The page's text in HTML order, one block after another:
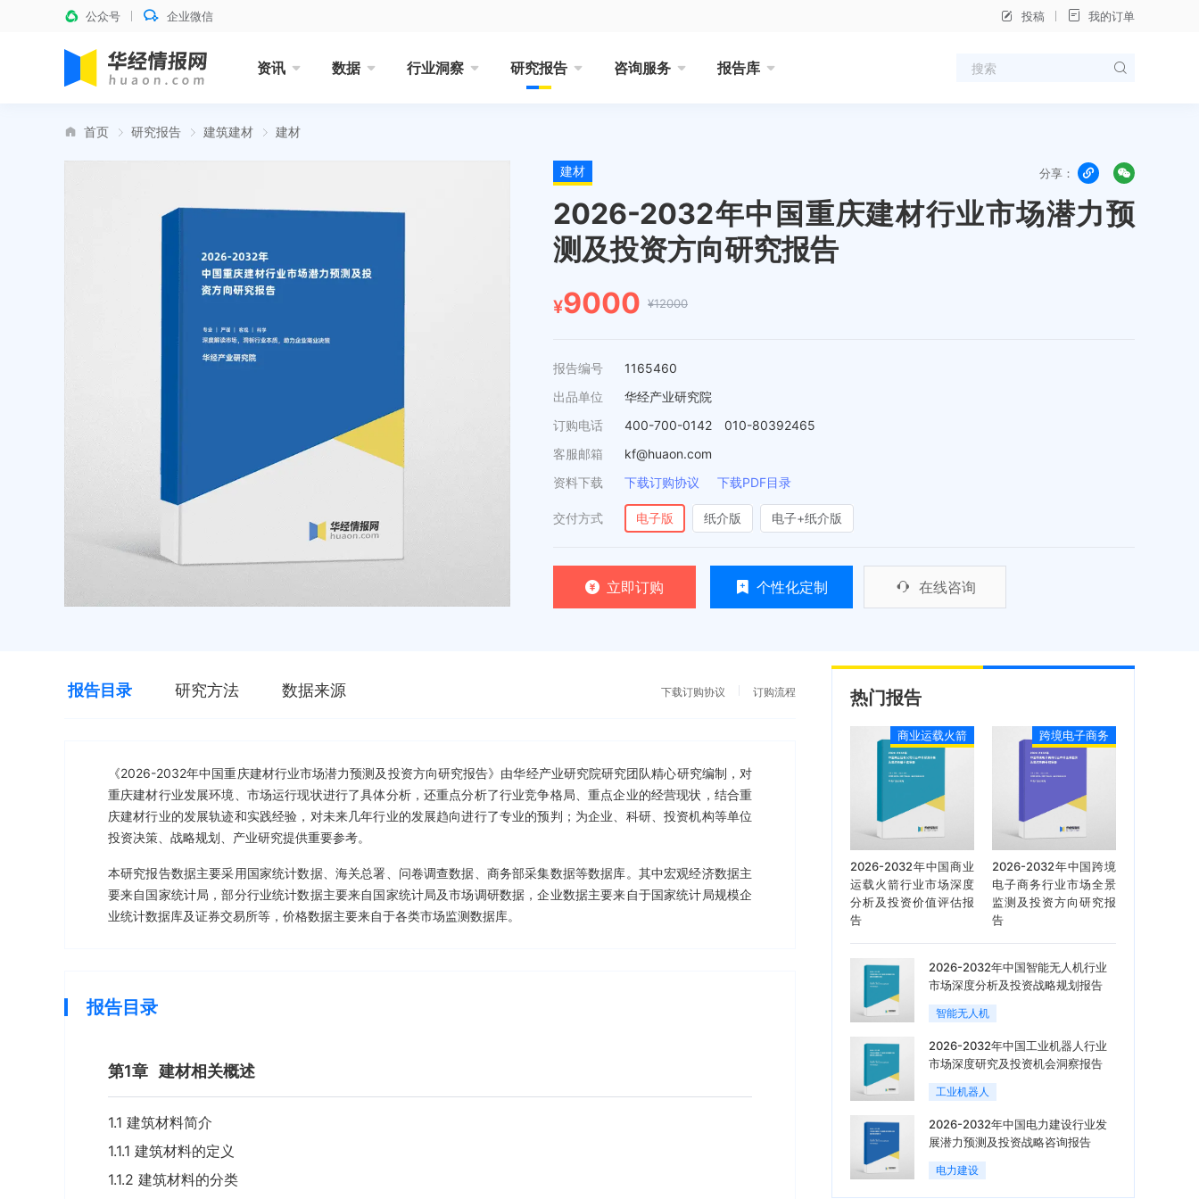
公众号 企业微信 投稿 我的订单
资讯 数据 行业洞察 研究报告 咨询服务 报告库
首页 研究报告 建筑建材 建材
建材 分享：
2026-2032年中国重庆建材行业市场潜力预
测及投资方向研究报告
¥9000 ¥12000
报告编号
1165460
出品单位
华经产业研究院
订购电话
400-700-0142 010-80392465
客服邮箱
kf@huaon.com
资料下载
下载订购协议 下载PDF目录
交付方式 电子版 纸介版 电子+纸介版
立即订购 个性化定制 在线咨询
报告目录 研究方法 数据来源 下载订购协议 订购流程
《2026-2032年中国重庆建材行业市场潜力预测及投资方向研究报告》由华经产业研究院研究团队精心研究编制，对
重庆建材行业发展环境、市场运行现状进行了具体分析，还重点分析了行业竞争格局、重点企业的经营现状，结合重
庆建材行业的发展轨迹和实践经验，对未来几年行业的发展趋向进行了专业的预判；为企业、科研、投资机构等单位
投资决策、战略规划、产业研究提供重要参考。
本研究报告数据主要采用国家统计数据、海关总署、问卷调查数据、商务部采集数据等数据库。其中宏观经济数据主
要来自国家统计局，部分行业统计数据主要来自国家统计局及市场调研数据，企业数据主要来自于国家统计局规模企
业统计数据库及证券交易所等，价格数据主要来自于各类市场监测数据库。
报告目录
第1章 建材相关概述
1.1 建筑材料简介
1.1.1 建筑材料的定义
1.1.2 建筑材料的分类
热门报告
商业运载火箭
2026-2032年中国商业
运载火箭行业市场深度
分析及投资价值评估报
告
跨境电子商务
2026-2032年中国跨境
电子商务行业市场全景
监测及投资方向研究报
告
2026-2032年中国智能无人机行业
市场深度分析及投资战略规划报告
智能无人机
2026-2032年中国工业机器人行业
市场深度研究及投资机会洞察报告
工业机器人
2026-2032年中国电力建设行业发
展潜力预测及投资战略咨询报告
电力建设